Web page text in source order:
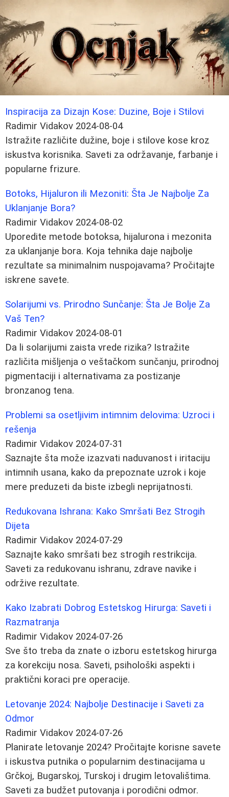
Inspiracija za Dizajn Kose: Duzine, Boje i Stilovi
Radimir Vidakov 2024-08-04
Istražite različite dužine, boje i stilove kose kroz
iskustva korisnika. Saveti za održavanje, farbanje i
popularne frizure.
Botoks, Hijaluron ili Mezoniti: Šta Je Najbolje Za
Uklanjanje Bora?
Radimir Vidakov 2024-08-02
Uporedite metode botoksa, hijalurona i mezonita
za uklanjanje bora. Koja tehnika daje najbolje
rezultate sa minimalnim nuspojavama? Pročitajte
iskrene savete.
Solarijumi vs. Prirodno Sunčanje: Šta Je Bolje Za
Vaš Ten?
Radimir Vidakov 2024-08-01
Da li solarijumi zaista vrede rizika? Istražite
različita mišljenja o veštačkom sunčanju, prirodnoj
pigmentaciji i alternativama za postizanje
bronzanog tena.
Problemi sa osetljivim intimnim delovima: Uzroci i
rešenja
Radimir Vidakov 2024-07-31
Saznajte šta može izazvati naduvanost i iritaciju
intimnih usana, kako da prepoznate uzrok i koje
mere preduzeti da biste izbegli neprijatnosti.
Redukovana Ishrana: Kako Smršati Bez Strogih
Dijeta
Radimir Vidakov 2024-07-29
Saznajte kako smršati bez strogih restrikcija.
Saveti za redukovanu ishranu, zdrave navike i
održive rezultate.
Kako Izabrati Dobrog Estetskog Hirurga: Saveti i
Razmatranja
Radimir Vidakov 2024-07-26
Sve što treba da znate o izboru estetskog hirurga
za korekciju nosa. Saveti, psihološki aspekti i
praktični koraci pre operacije.
Letovanje 2024: Najbolje Destinacije i Saveti za
Odmor
Radimir Vidakov 2024-07-26
Planirate letovanje 2024? Pročitajte korisne savete
i iskustva putnika o popularnim destinacijama u
Grčkoj, Bugarskoj, Turskoj i drugim letovalištima.
Saveti za budžet putovanja i porodični odmor.